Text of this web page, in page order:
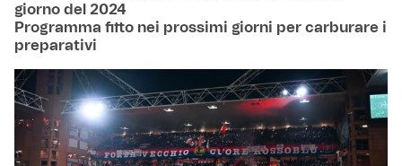
giorno del 2024
Programma fitto nei prossimi giorni per carburare i
preparativi